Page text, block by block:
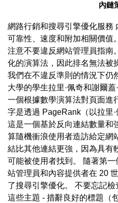
內鏈
網路行銷和搜尋引擎優化服務
可靠性、速度和附加相關價值
注意不要違反網站管理員指南
化的演算法，因此排名無法被
我們在不違反準則的情況下仍
大學的學生拉里·佩奇和謝爾蓋
一個根據數學演算法對頁面進
字是透過 PageRank（以拉里
這是一個基於反向連結數量和
算隨機衝浪使用者造訪給定網
結比其他連結更強，因為具有
可能被使用者找到。 隨著第
站管理員和內容提供者在 20
了搜尋引擎優化。 不要忘記
這些主題 - 措辭良好的標題（